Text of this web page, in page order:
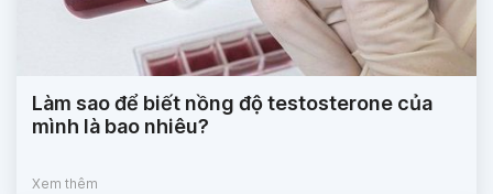
Làm sao để biết nồng độ testosterone của
mình là bao nhiêu?
Xem thêm